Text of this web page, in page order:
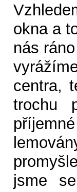
okna a
nás
centra,
trochu
jsme